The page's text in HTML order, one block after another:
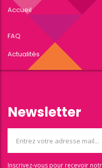
Accueil
FAQ
Actualités
Newsletter
Inscrivez-vous pour recevoir